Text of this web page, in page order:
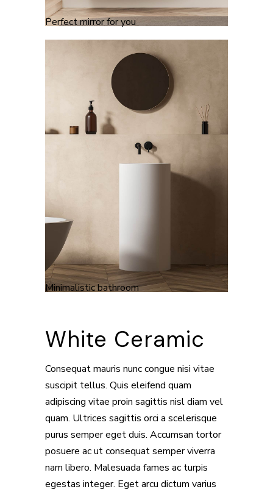
Perfect mirror for you
Minimalistic bathroom
White Ceramic
Consequat mauris nunc congue nisi vitae
suscipit tellus. Quis eleifend quam
adipiscing vitae proin sagittis nisl diam vel
quam. Ultrices sagittis orci a scelerisque
purus semper eget duis. Accumsan tortor
posuere ac ut consequat semper viverra
nam libero. Malesuada fames ac turpis
egestas integer. Eget arcu dictum varius